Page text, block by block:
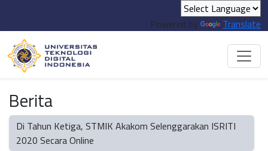
Powered by Translate
Berita
Di Tahun Ketiga, STMIK Akakom Selenggarakan ISRITI
2020 Secara Online